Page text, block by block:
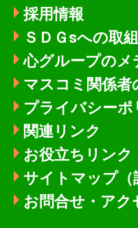
採用情報
ＳＤＧsへの取
心グループのメ
マスコミ関係者
プライバシーポ
関連リンク
お役立ちリンク
サイトマップ（
お問合せ・アク